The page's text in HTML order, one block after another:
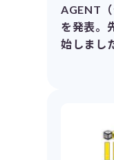
AGENT（
を発表。
始しまし